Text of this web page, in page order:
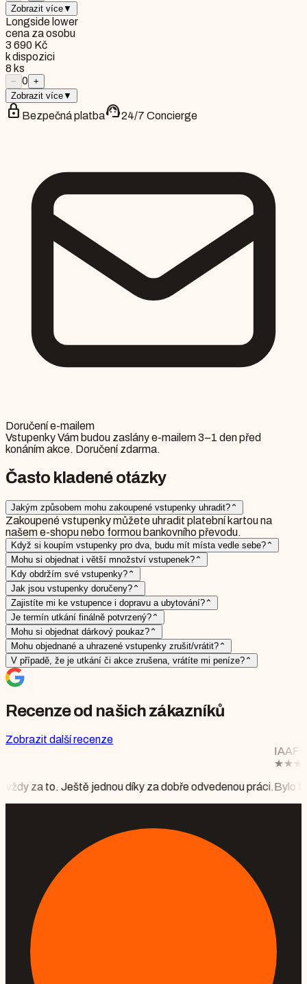
Zobrazit více▼
Longside lower
cena za osobu
3 690 Kč
k dispozici
8 ks
− 0 +
Zobrazit více▼
lock Bezpečná platbasupport_agent24/7 Concierge
Doručení e-mailem
Vstupenky Vám budou zaslány e-mailem 3–1 den před
konáním akce. Doručení zdarma.
Často kladené otázky
Jakým způsobem mohu zakoupené vstupenky uhradit? ⌃
Zakoupené vstupenky můžete uhradit platební kartou na
našem e-shopu nebo formou bankovního převodu.
Když si koupím vstupenky pro dva, budu mít místa vedle sebe? ⌃
Mohu si objednat i větší množství vstupenek? ⌃
Kdy obdržím své vstupenky? ⌃
Jak jsou vstupenky doručeny? ⌃
Zajistíte mi ke vstupence i dopravu a ubytování? ⌃
Je termín utkání finálně potvrzený? ⌃
Mohu si objednat dárkový poukaz? ⌃
Mohu objednané a uhrazené vstupenky zrušit/vrátit? ⌃
V případě, že je utkání či akce zrušena, vrátíte mi peníze? ⌃
Recenze od našich zákazníků
Zobrazit další recenze
za dobře odvedenou práci.
IAAF DIAMOND LEAGUE
Mgr. Monika Floriánová
Bylo to krásné, vše perfektně